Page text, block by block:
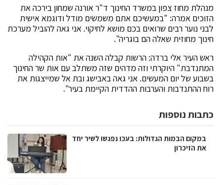
מנהלת מחוז צפון במשרד החינוך ד"ר אורנה שמחון בירכה את
הזוכים אמרה: "במעשיכם אתם משמשים מודל ודוגמא אישית
לבני נוער רבים שרואים בכם מושא לחיקוי. אני גאה להוביל מערכת
חינוך מחוזית שאלה הם בוגריה".
ראש העיר אלי ברדה: הרשות קבלה השנה את "אות הקהילה
המתנדבת" היוקרתי וזה מדהים שזה משתלב עם אות שר החינוך
בשבוע של יום המעשים. אני גאה באבישג ובת אל שמייצגות את
רוח ההתנדבות והערבות ההדדית הקיימת בעיר".
כתבות נוספות
במקום הבמות הגדולות: בעכו נפגשו לשיר יחד
את הזיכרון